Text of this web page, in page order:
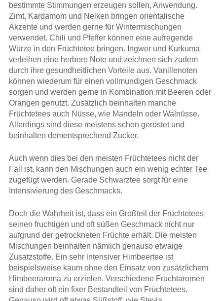
bestimmte Stimmungen erzeugen sollen, Anwendung.
Zimt, Kardamom und Nelken bringen orientalische
Akzente und werden gerne für Wintermischungen
verwendet. Chili und Pfeffer können eine aufregende
Würze in den Früchtetee bringen. Ingwer und Kurkuma
verleihen eine herbere Note und zeichnen sich zudem
durch ihre gesundheitlichen Vorteile aus. Vanillenoten
können wiederum für einen vollmundigen Geschmack
sorgen und werden gerne in Kombination mit Beeren oder
Orangen genutzt. Zusätzlich beinhalten manche
Früchtetees auch Nüsse, wie Mandeln oder Walnüsse.
Allerdings sind diese meistens schon geröstet und
beinhalten dementsprechend Zucker.
Auch wenn dies bei den meisten Früchtetees nicht der
Fall ist, kann den Mischungen auch ein wenig echter Tee
zugefügt werden. Gerade Schwarztee sorgt für eine
Intensivierung des Geschmacks.
Doch die Wahrheit ist, dass ein Großteil der Früchtetees
seinen fruchtigen und oft süßen Geschmack nicht nur
aufgrund der getrockneten Früchte erhält. Die meisten
Mischungen beinhalten nämlich genauso etwaige
Zusatzstoffe. Ein sehr intensiver Himbeertee ist
beispielsweise kaum ohne den Einsatz von zusätzlichem
Himbeeraroma zu erzielen. Verschiedene Fruchtaromen
sind daher oft ein fixer Bestandteil von Früchtetees.